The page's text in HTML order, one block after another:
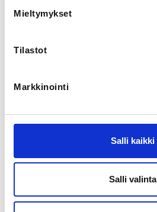
Mieltymykset
Tilastot
Markkinointi
Salli kaikki
Salli valinta
Keskiviikko 17:00-18:00
Badminton United ry